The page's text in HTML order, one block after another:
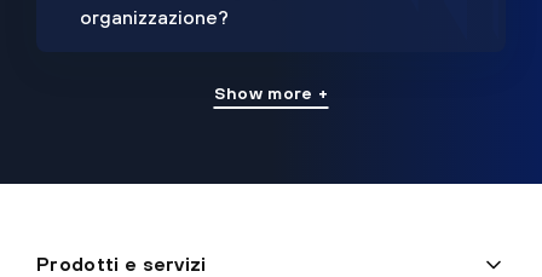
organizzazione?
Show more +
Prodotti e servizi